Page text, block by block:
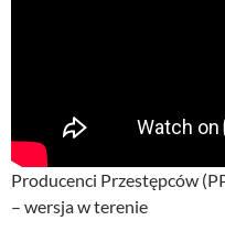
Producenci Przestępców
– wersja w terenie